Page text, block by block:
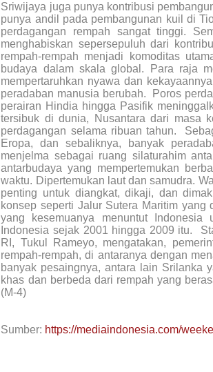
Sriwijaya juga punya kontribusi
punya andil pada pembangunan kuil di
perdagangan rempah sangat tinggi.
menghabiskan sepersepuluh dari
rempah-rempah menjadi komoditas
budaya dalam skala global. Para raja
mempertaruhkan nyawa dan
peradaban manusia berubah. Poros
perairan Hindia hingga Pasifik
tersibuk di dunia, Nusantara dari masa
perdagangan selama ribuan tahun.
Eropa, dan sebaliknya, banyak
menjelma sebagai ruang silaturahim
antarbudaya yang mempertemukan
waktu. Dipertemukan laut dan samudra.
penting untuk diangkat, dikaji, dan
konsep seperti Jalur Sutera Maritim
yang kesemuanya menuntut
Indonesia sejak 2001 hingga 2009 itu.
RI, Tukul Rameyo, mengatakan,
rempah-rempah, di antaranya dengan
banyak pesaingnya, antara lain Srilanka
khas dan berbeda dari rempah yang
(M-4)
Sumber: https://mediaindonesia.com/